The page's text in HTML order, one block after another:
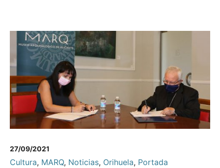
27/09/2021
Cultura, MARQ, Noticias, Orihuela, Portada